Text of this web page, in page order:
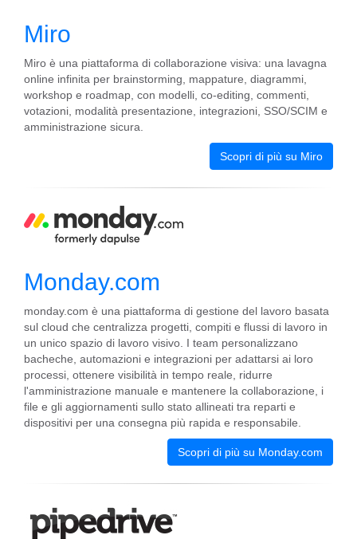
Miro
Miro è una piattaforma di collaborazione visiva: una lavagna
online infinita per brainstorming, mappature, diagrammi,
workshop e roadmap, con modelli, co-editing, commenti,
votazioni, modalità presentazione, integrazioni, SSO/SCIM e
amministrazione sicura.
Scopri di più su Miro
Monday.com
monday.com è una piattaforma di gestione del lavoro basata
sul cloud che centralizza progetti, compiti e flussi di lavoro in
un unico spazio di lavoro visivo. I team personalizzano
bacheche, automazioni e integrazioni per adattarsi ai loro
processi, ottenere visibilità in tempo reale, ridurre
l'amministrazione manuale e mantenere la collaborazione, i
file e gli aggiornamenti sullo stato allineati tra reparti e
dispositivi per una consegna più rapida e responsabile.
Scopri di più su Monday.com